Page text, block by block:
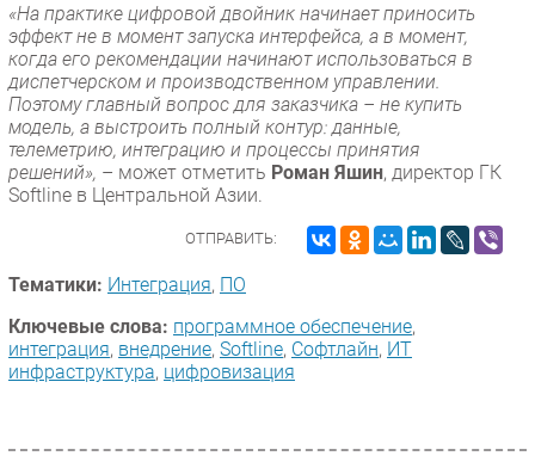
«На практике цифровой двойник начинает приносить
эффект не в момент запуска интерфейса, а в момент,
когда его рекомендации начинают использоваться в
диспетчерском и производственном управлении.
Поэтому главный вопрос для заказчика – не купить
модель, а выстроить полный контур: данные,
телеметрию, интеграцию и процессы принятия
решений», – может отметить Роман Яшин, директор ГК
Softline в Центральной Азии.
ОТПРАВИТЬ:
Тематики: Интеграция, ПО
Ключевые слова: программное обеспечение,
интеграция, внедрение, Softline, Софтлайн, ИТ
инфраструктура, цифровизация